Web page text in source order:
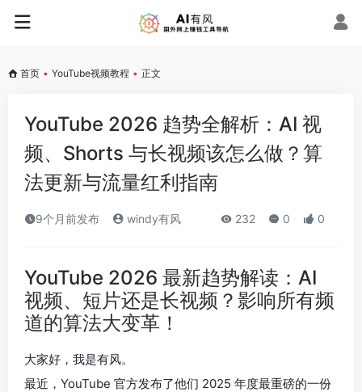
首页 • YouTube视频教程 • 正文
YouTube 2026 趋势全解析：AI 视
频、Shorts 与长视频该怎么做？算
法更新与流量红利指南
9个月前发布 windy有风 232 0 0
YouTube 2026 最新趋势解读：AI
视频、短片还是长视频？影响所有频
道的算法大变革！
大家好，我是有风。
最近，YouTube 官方发布了他们 2025 年度最重磅的一份